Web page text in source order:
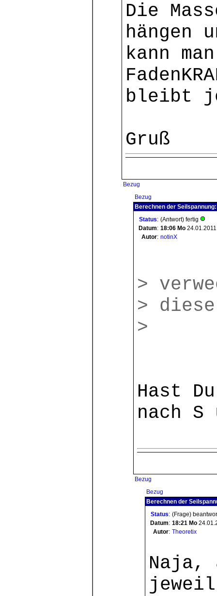
Die
hängen
kann
bleibt
Gruß
Bezug
Bezug
Berechnen der
Status: (Antwort) fertig
Datum: 18:06 Mo 24.01.2011
Autor: notinX
>
>
>
Hast
nach S
Bezug
Bezug
Berechnen der
Status: (Frage)
Datum: 18:21 Mo
Autor: Theoretix
Naja,